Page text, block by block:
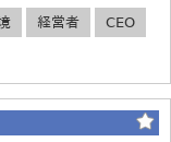
経営者 CEO